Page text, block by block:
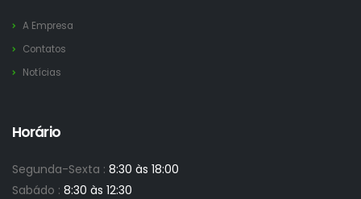
A Empresa
Contatos
Notícias
Horário
Segunda-Sexta : 8:30 às 18:00
Sabádo : 8:30 às 12:30